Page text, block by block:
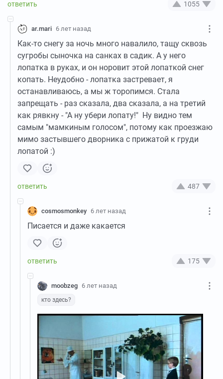
1055
ar.mari 6 лет назад
Как-то снегу за ночь много навалило, тащу сквозь
сугробы сыночка на санках в садик. А у него
лопатка в руках, и он норовит этой лопаткой снег
копать. Неудобно - лопатка застревает, я
останавливаюсь, а мы ж торопимся. Стала
запрещать - раз сказала, два сказала, а на третий
как рявкну - "А ну убери лопату!" Ну видно тем
самым "мамкиным голосом", потому как проезжаю
мимо застывшего дворника с прижатой к груди
лопатой :)
487
cosmosmonkey 6 лет назад
Писается и даже какается
175
moobzeg 6 лет назад
кто здесь?